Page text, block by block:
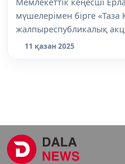
мүшелерімен бірге «Таза
жалпыреспубликалық
11 қазан 2025